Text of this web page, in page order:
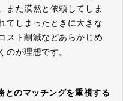
また漠然と依頼してしま
てしまったときに大きな
スト削減などあらかじめ
のが理想です。
とのマッチングを重視する